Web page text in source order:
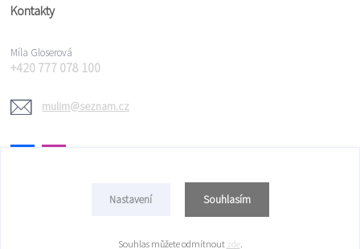
Kontakty
Míla Gloserová
+420 777 078 100
mulim@seznam.cz
Nastavení Souhlasím
Souhlas můžete odmítnout zde.